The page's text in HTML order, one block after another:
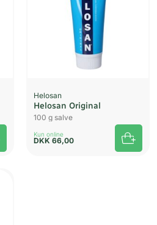
Helosan
Helosan Original
100 g salve
Kun online
DKK 66,00